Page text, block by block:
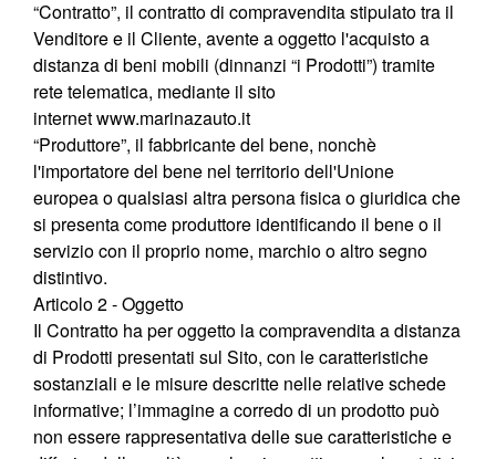
“Contratto”, il contratto di compravendita stipulato tra il
Venditore e il Cliente, avente a oggetto l'acquisto a
distanza di beni mobili (dinnanzi “i Prodotti”) tramite
rete telematica, mediante il sito
internetwww.marinazauto.it
“Produttore”, il fabbricante del bene, nonchè
l'importatore del bene nel territorio dell'Unione
europea o qualsiasi altra persona fisica o giuridica che
si presenta come produttore identificando il bene o il
servizio con il proprio nome, marchio o altro segno
distintivo.
Articolo 2 - Oggetto
Il Contratto ha per oggetto la compravendita a distanza
di Prodotti presentati sul Sito, con le caratteristiche
sostanziali e le misure descritte nelle relative schede
informative; l’immagine a corredo di un prodotto può
non essere rappresentativa delle sue caratteristiche e